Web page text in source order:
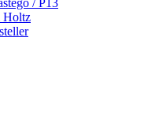
Holtz